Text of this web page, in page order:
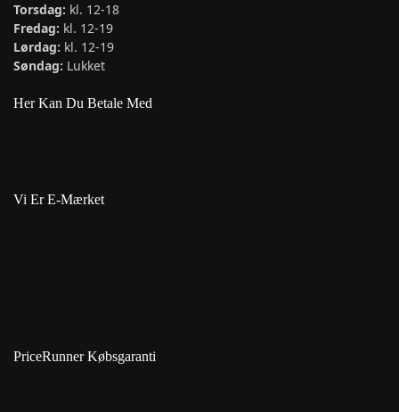
Torsdag: kl. 12-18
Fredag: kl. 12-19
Lørdag: kl. 12-19
Søndag: Lukket
Her Kan Du Betale Med
Vi Er E-Mærket
PriceRunner Købsgaranti